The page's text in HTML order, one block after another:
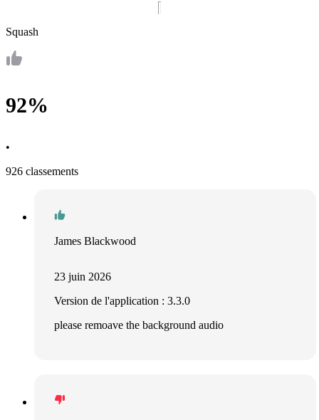
Squash
92%
•
926 classements
James Blackwood
23 juin 2026
Version de l'application : 3.3.0
please remoave the background audio